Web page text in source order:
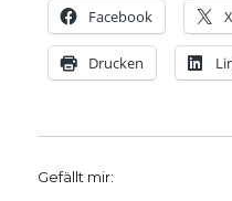
Facebook X
Drucken
Gefällt mir: